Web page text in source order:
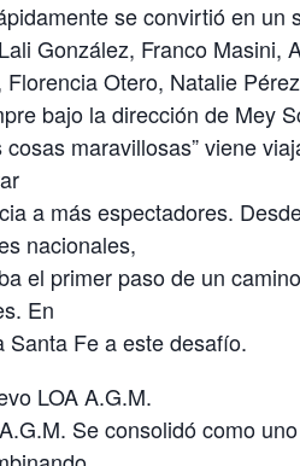
se convirtió en un
González, Franco Masini,
Florencia Otero, Natalie
bajo la dirección de Mey
cosas maravillosas” viene
a más espectadores.
nacionales,
el primer paso de un
En
Santa Fe a este desafío.
LOA A.G.M.
Se consolidó como